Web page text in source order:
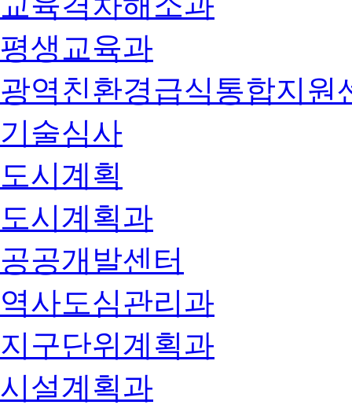
평생교육과
광역친환경급식통합지원
기술심사
도시계획
도시계획과
공공개발센터
역사도심관리과
지구단위계획과
시설계획과